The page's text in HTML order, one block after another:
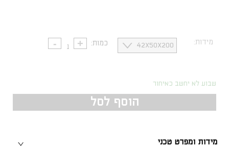
מידות: כמות:
שבוע לא יחשב כאיחור
הוסף לסל
מידות ומפרט טכני